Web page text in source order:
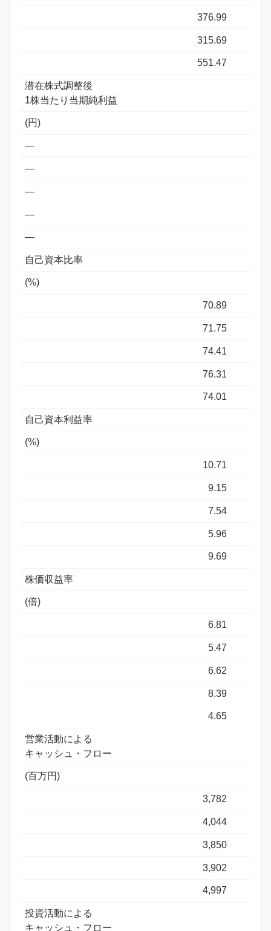
376.99
315.69
551.47
潜在株式調整後
1株当たり当期純利益
(円)
―
―
―
―
―
自己資本比率
(%)
70.89
71.75
74.41
76.31
74.01
自己資本利益率
(%)
10.71
9.15
7.54
5.96
9.69
株価収益率
(倍)
6.81
5.47
6.62
8.39
4.65
営業活動による
キャッシュ・フロー
(百万円)
3,782
4,044
3,850
3,902
4,997
投資活動による
キャッシュ・フロー